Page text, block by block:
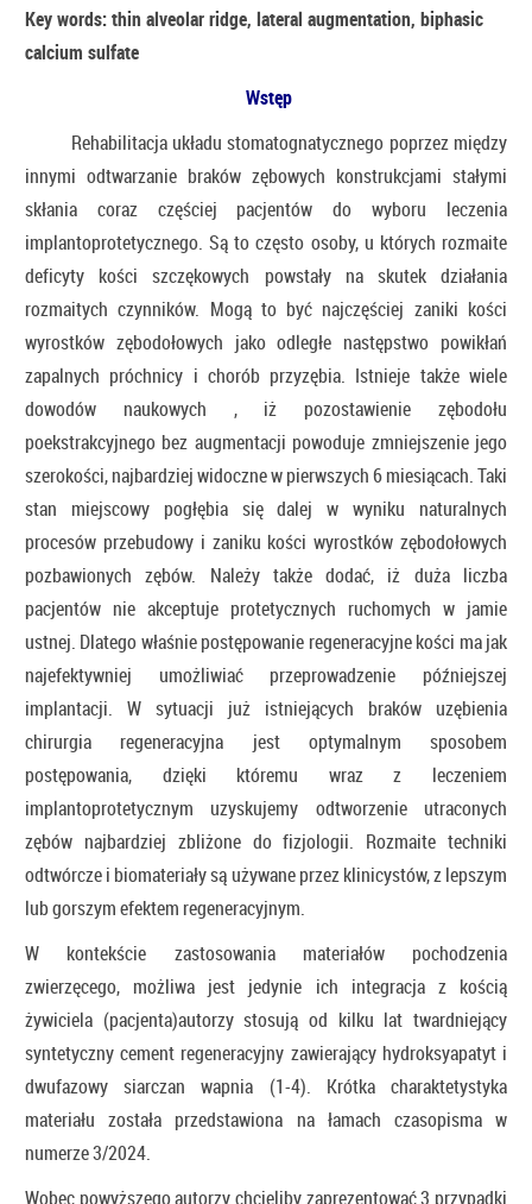
Key words: thin alveolar ridge, lateral augmentation, biphasic
calcium sulfate
Wstęp
Rehabilitacja układu stomatognatycznego poprzez między
innymi odtwarzanie braków zębowych konstrukcjami stałymi
skłania coraz częściej pacjentów do wyboru leczenia
implantoprotetycznego. Są to często osoby, u których rozmaite
deficyty kości szczękowych powstały na skutek działania
rozmaitych czynników. Mogą to być najczęściej zaniki kości
wyrostków zębodołowych jako odległe następstwo powikłań
zapalnych próchnicy i chorób przyzębia. Istnieje także wiele
dowodów naukowych , iż pozostawienie zębodołu
poekstrakcyjnego bez augmentacji powoduje zmniejszenie jego
szerokości, najbardziej widoczne w pierwszych 6 miesiącach. Taki
stan miejscowy pogłębia się dalej w wyniku naturalnych
procesów przebudowy i zaniku kości wyrostków zębodołowych
pozbawionych zębów. Należy także dodać, iż duża liczba
pacjentów nie akceptuje protetycznych ruchomych w jamie
ustnej. Dlatego właśnie postępowanie regeneracyjne kości ma jak
najefektywniej umożliwiać przeprowadzenie późniejszej
implantacji. W sytuacji już istniejących braków uzębienia
chirurgia regeneracyjna jest optymalnym sposobem
postępowania, dzięki któremu wraz z leczeniem
implantoprotetycznym uzyskujemy odtworzenie utraconych
zębów najbardziej zbliżone do fizjologii. Rozmaite techniki
odtwórcze i biomateriały są używane przez klinicystów, z lepszym
lub gorszym efektem regeneracyjnym.
W kontekście zastosowania materiałów pochodzenia
zwierzęcego, możliwa jest jedynie ich integracja z kością
żywiciela (pacjenta)autorzy stosują od kilku lat twardniejący
syntetyczny cement regeneracyjny zawierający hydroksyapatyt i
dwufazowy siarczan wapnia (1-4). Krótka charaktetystyka
materiału została przedstawiona na łamach czasopisma w
numerze 3/2024.
Wobec powyższego autorzy chcieliby zaprezentować 3 przypadki